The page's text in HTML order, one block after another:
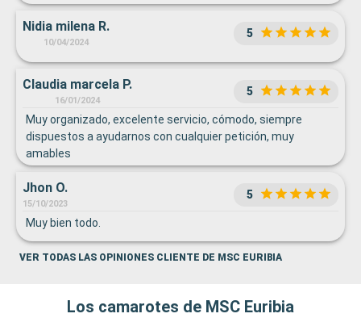
Nidia milena R.
10/04/2024
5
Claudia marcela P.
16/01/2024
5
Muy organizado, excelente servicio, cómodo, siempre
dispuestos a ayudarnos con cualquier petición, muy
amables
Jhon O.
15/10/2023
5
Muy bien todo.
VER TODAS LAS OPINIONES CLIENTE DE MSC EURIBIA
Los camarotes de MSC Euribia